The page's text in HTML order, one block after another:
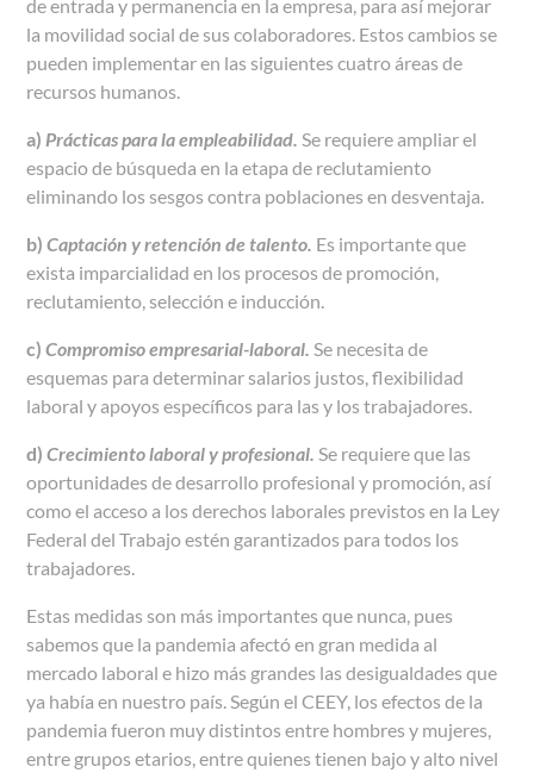
de entrada y permanencia en la empresa, para así mejorar
la movilidad social de sus colaboradores. Estos cambios se
pueden implementar en las siguientes cuatro áreas de
recursos humanos.
a) Prácticas para la empleabilidad. Se requiere ampliar el
espacio de búsqueda en la etapa de reclutamiento
eliminando los sesgos contra poblaciones en desventaja.
b)Captación y retención de talento. Es importante que
exista imparcialidad en los procesos de promoción,
reclutamiento, selección e inducción.
c)Compromiso empresarial-laboral. Se necesita de
esquemas para determinar salarios justos, flexibilidad
laboral y apoyos específicos para las y los trabajadores.
d)Crecimiento laboral y profesional. Se requiere que las
oportunidades de desarrollo profesional y promoción, así
como el acceso a los derechos laborales previstos en la Ley
Federal del Trabajo estén garantizados para todos los
trabajadores.
Estas medidas son más importantes que nunca, pues
sabemos que la pandemia afectó en gran medida al
mercado laboral e hizo más grandes las desigualdades que
ya había en nuestro país. Según el CEEY, los efectos de la
pandemia fueron muy distintos entre hombres y mujeres,
entre grupos etarios, entre quienes tienen bajo y alto nivel